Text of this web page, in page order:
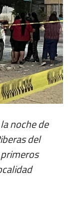
noche de
del